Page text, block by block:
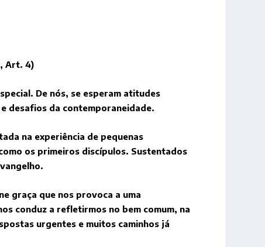
Art. 4)
De nós, se esperam atitudes
desafios da contemporaneidade.
na experiência de pequenas
os primeiros discípulos. Sustentados
graça que nos provoca a uma
conduz a refletirmos no bem comum, na
urgentes e muitos caminhos já